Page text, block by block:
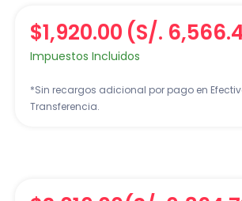
$1,920.00 (S/.
Impuestos Incluidos
*Sin recargos adicional por pago en
Transferencia.